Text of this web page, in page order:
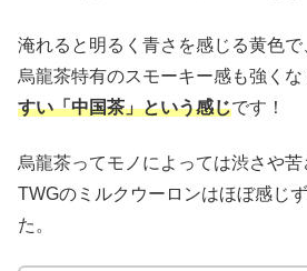
淹れると明るく青さを感じる黄色で
烏龍茶特有のスモーキー感も強くな
すい「中国茶」という感じです！
烏龍茶ってモノによっては渋さや苦
TWGのミルクウーロンはほぼ感じ
た。